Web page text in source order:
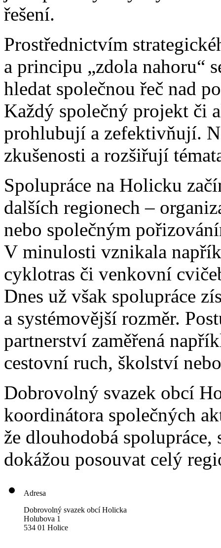
řešení.
Prostřednictvím
a principu „zdola nahoru“
hledat společnou řeč nad
Každý společný projekt či
prohlubují a zefektivňují.
zkušenosti a rozšiřují
Spolupráce na Holicku
dalších regionech –
nebo společným
V minulosti vznikala
cyklotras či venkovní
Dnes už však spolupráce
a systémovější rozměr.
partnerství zaměřená
cestovní ruch, školství
Dobrovolný svazek obcí
koordinátora společných
že dlouhodobá
dokážou posouvat celý
Adresa
Dobrovolný svazek obcí Holicka
Holubova 1
534 01 Holice